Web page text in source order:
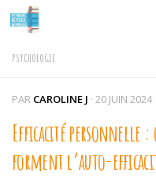
Skip to content
PSYCHOLOGIE
PAR CAROLINE J · 20 JUIN 2024
Efficacité personnelle
forment l’auto-